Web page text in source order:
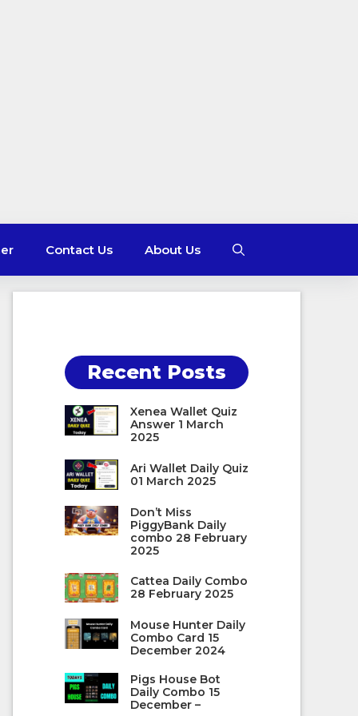
Contact Us About Us
Recent Posts
Xenea Wallet Quiz
Answer 1 March
2025
Ari Wallet Daily Quiz
01 March 2025
Don’t Miss
PiggyBank Daily
combo 28 February
2025
Cattea Daily Combo
28 February 2025
Mouse Hunter Daily
Combo Card 15
December 2024
Pigs House Bot
Daily Combo 15
December –